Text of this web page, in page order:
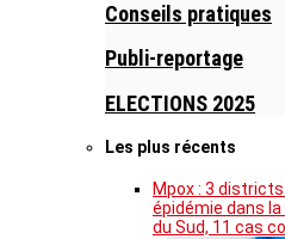
Conseils pratiques
Publi-reportage
ELECTIONS 2025
Les plus récents
Mpox : 3 districts
épidémie dans la
du Sud, 11 cas